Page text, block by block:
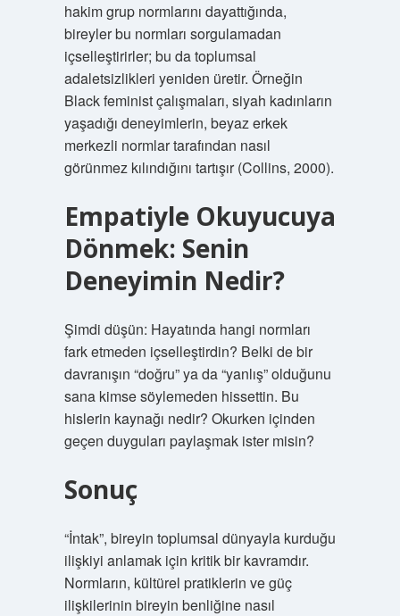
hakim grup normlarını dayattığında,
bireyler bu normları sorgulamadan
içselleştirirler; bu da toplumsal
adaletsizlikleri yeniden üretir. Örneğin
Black feminist çalışmaları, siyah kadınların
yaşadığı deneyimlerin, beyaz erkek
merkezli normlar tarafından nasıl
görünmez kılındığını tartışır (Collins, 2000).
Empatiyle Okuyucuya
Dönmek: Senin
Deneyimin Nedir?
Şimdi düşün: Hayatında hangi normları
fark etmeden içselleştirdin? Belki de bir
davranışın “doğru” ya da “yanlış” olduğunu
sana kimse söylemeden hissettin. Bu
hislerin kaynağı nedir? Okurken içinden
geçen duyguları paylaşmak ister misin?
Sonuç
“İntak”, bireyin toplumsal dünyayla kurduğu
ilişkiyi anlamak için kritik bir kavramdır.
Normların, kültürel pratiklerin ve güç
ilişkilerinin bireyin benliğine nasıl